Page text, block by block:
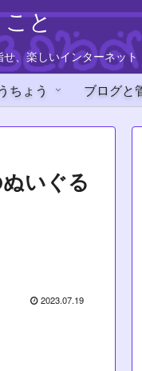
と
、楽しいインターネット
ちょう ブログと
いぐる
2023.07.19